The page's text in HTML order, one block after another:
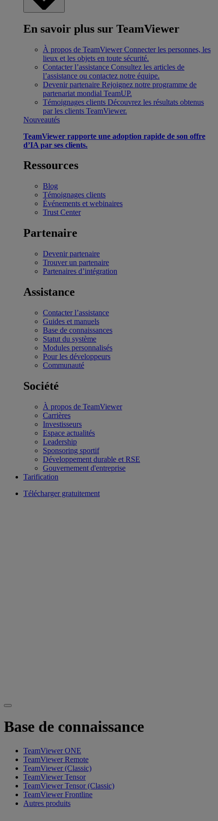
En savoir plus sur TeamViewer
À propos de TeamViewer Connecter les personnes, les
lieux et les objets en toute sécurité.
Contacter l’assistance Consultez les articles de
l’assistance ou contactez notre équipe.
Devenir partenaire Rejoignez notre programme de
partenariat mondial TeamUP.
Témoignages clients Découvrez les résultats obtenus
par les clients TeamViewer.
Nouveautés
TeamViewer rapporte une adoption rapide de son offre
d’IA par ses clients.
Ressources
Blog
Témoignages clients
Événements et webinaires
Trust Center
Partenaire
Devenir partenaire
Trouver un partenaire
Partenaires d’intégration
Assistance
Contacter l’assistance
Guides et manuels
Base de connaissances
Statut du système
Modules personnalisés
Pour les développeurs
Communauté
Société
À propos de TeamViewer
Carrières
Investisseurs
Espace actualités
Leadership
Sponsoring sportif
Développement durable et RSE
Gouvernement d'entreprise
Tarification
Télécharger gratuitement
Base de connaissance
TeamViewer ONE
TeamViewer Remote
TeamViewer (Classic)
TeamViewer Tensor
TeamViewer Tensor (Classic)
TeamViewer Frontline
Autres produits